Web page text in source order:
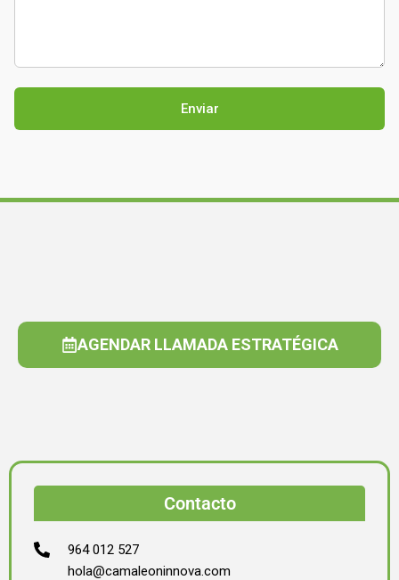
AGENDAR LLAMADA ESTRATÉGICA
Contacto
964 012 527
hola@camaleoninnova.com